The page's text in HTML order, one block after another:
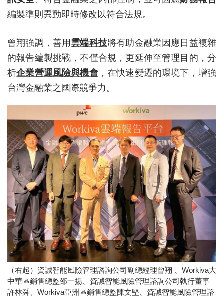
編製準則異動即時修改以符合法規。
曾翔強調，善用雲端科技將有助金融業因應日益複雜
的報告編製挑戰，不僅合規，更延伸至管理目的，分
析企業營運風險與機會，在快速變遷的環境下，增強
台灣金融業之國際競爭力。
（右起）資誠智能風險管理諮詢公司副總經理曾翔 、Workiva大
中華區銷售總監邵一揚、資誠智能風險管理諮詢公司執行董事
許林舜、Workiva亞洲區銷售總監陳文堅、資誠智能風險管理諮